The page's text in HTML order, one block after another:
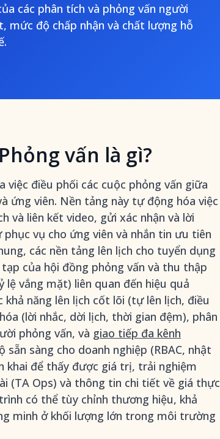
các phân tích và phỏng vấn người
mức độ chấp nhận và chất lượng hỗ
vấn là gì?
điều phối các cuộc phỏng vấn giữa
ứng viên. Nền tảng này tự động hóa việc
và liên kết video, gửi xác nhận và lời
vụ cho ứng viên và nhắn tin ưu tiên
các nền tảng lên lịch cho tuyển dụng
của hội đồng phỏng vấn và thu thập
vắng mặt) liên quan đến hiệu quả
năng lên lịch cốt lõi (tự lên lịch, điều
(lời nhắc, dời lịch, thời gian đệm), phân
phỏng vấn, và giao tiếp đa kênh
sàng cho doanh nghiệp (RBAC, nhật
khai để thấy được giá trị, trải nghiệm
(TA Ops) và thông tin chi tiết về giá thực
có thể tùy chỉnh thương hiệu, khả
minh ở khối lượng lớn trong môi trường